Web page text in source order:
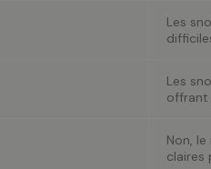
Les
Les
offrant
Non,
claires